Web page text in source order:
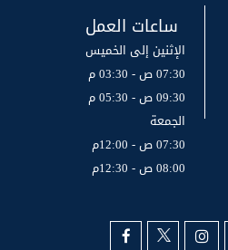
ساعات العمل
الإثنين إلى الخميس
07:30 ص - 03:30 م
09:30 ص - 05:30 م
الجمعة
07:30 ص - 12:00م
08:00 ص - 12:30م